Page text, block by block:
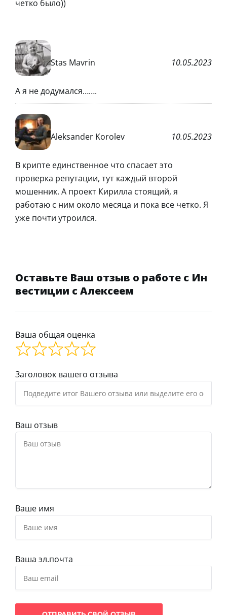
четко было))
Stas Mavrin 10.05.2023
А я не додумался…….
Aleksander Korolev 10.05.2023
В крипте единственное что спасает это
проверка репутации, тут каждый второй
мошенник. А проект Кирилла стоящий, я
работаю с ним около месяца и пока все четко. Я
уже почти утроился.
Оставьте Ваш отзыв о работе с Ин
вестиции с Алексеем
Ваша общая оценка
Заголовок вашего отзыва
Ваш отзыв
Ваше имя
Ваша эл.почта